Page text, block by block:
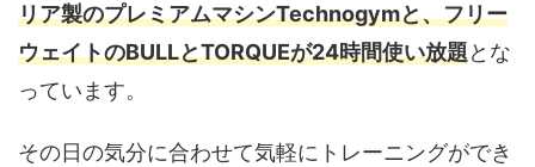
リア製のプレミアムマシンTechnogymと、フリー
ウェイトのBULLとTORQUEが24時間使い放題とな
っています。
その日の気分に合わせて気軽にトレーニングができ